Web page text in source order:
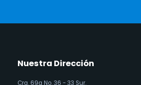
Nuestra Dirección
Cra. 69a No. 36 - 33 Sur.